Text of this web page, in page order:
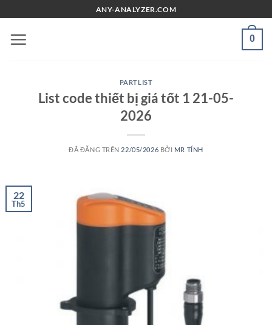
đến
nội
ANY-ANALYZER.COM
0
PARTLIST
List code thiết bị giá tốt 1 21-05-
2026
ĐÃ ĐĂNG TRÊN 22/05/2026 BỞI MR TÍNH
22
Th5